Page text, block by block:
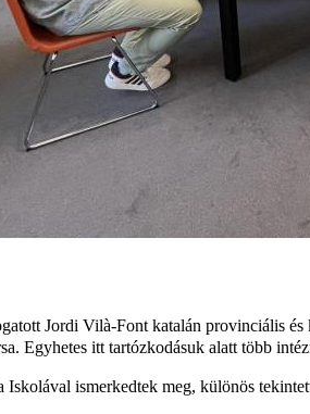
Jordi Vilà-Font katalán provinciális
Egyhetes itt tartózkodásuk alatt több
Iskolával ismerkedtek meg, különös